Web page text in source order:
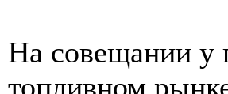
На совещании у
топливном